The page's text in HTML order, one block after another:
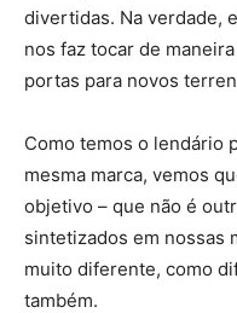
divertidas. Na verdade,
nos faz tocar de
portas para novos
Como temos o lendário
mesma marca, vemos
objetivo – que não é
sintetizados em nossas
muito diferente, como
também.